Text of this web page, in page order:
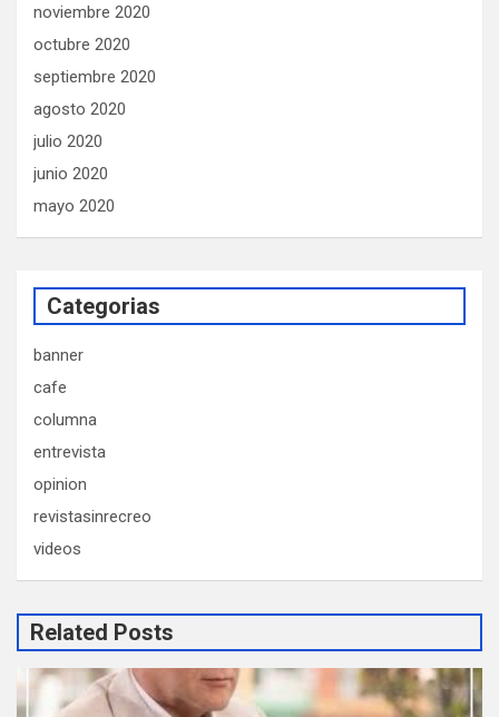
noviembre 2020
octubre 2020
septiembre 2020
agosto 2020
julio 2020
junio 2020
mayo 2020
Categorias
banner
cafe
columna
entrevista
opinion
revistasinrecreo
videos
Related Posts